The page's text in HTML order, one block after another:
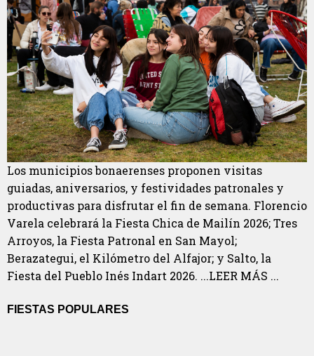
Los municipios bonaerenses proponen visitas
guiadas, aniversarios, y festividades patronales y
productivas para disfrutar el fin de semana. Florencio
Varela celebrará la Fiesta Chica de Mailín 2026; Tres
Arroyos, la Fiesta Patronal en San Mayol;
Berazategui, el Kilómetro del Alfajor; y Salto, la
Fiesta del Pueblo Inés Indart 2026. ...LEER MÁS ...
FIESTAS POPULARES